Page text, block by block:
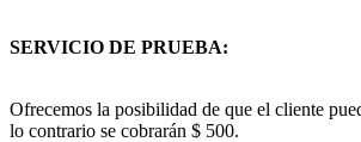
SERVICIO DE PRUEBA:
Ofrecemos la posibilidad de que el cliente
lo contrario se cobrarán $ 500.